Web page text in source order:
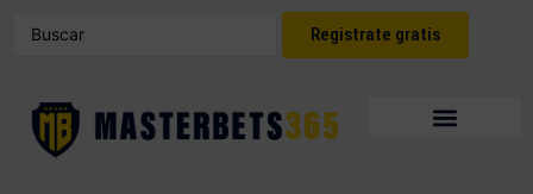
Registrate gratis